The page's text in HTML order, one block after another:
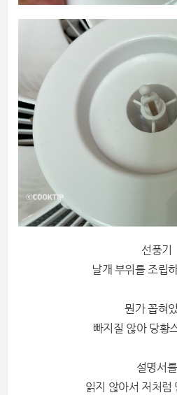
선풍기
날개 부위를조립
뭔가 꼽혀
빠지질 않아 당황
설명서를
읽지 않아서 저처럼